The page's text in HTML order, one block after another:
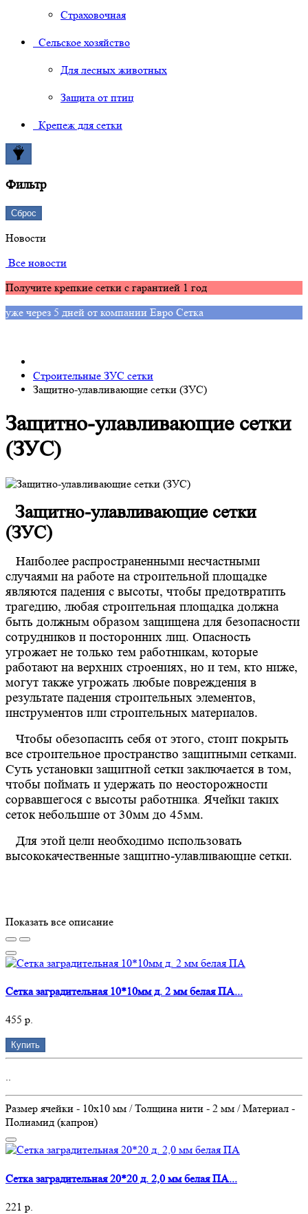
Страховочная
Сельское хозяйство
Для лесных животных
Защита от птиц
Крепеж для сетки
Фильтр
Сброс
Новости
Все новости
Получите крепкие сетки с гарантией 1 год
уже через 5 дней от компании Евро Сетка
Строительные ЗУС сетки
Защитно-улавливающие сетки (ЗУС)
Защитно-улавливающие сетки
(ЗУС)
Защитно-улавливающие сетки
(ЗУС)
Наиболее распространенными несчастными
случаями на работе на строительной площадке
являются падения с высоты, чтобы предотвратить
трагедию, любая строительная площадка должна
быть должным образом защищена для безопасности
сотрудников и посторонних лиц. Опасность
угрожает не только тем работникам, которые
работают на верхних строениях, но и тем, кто ниже,
могут также угрожать любые повреждения в
результате падения строительных элементов,
инструментов или строительных материалов.
Чтобы обезопасить себя от этого, стоит покрыть
все строительное пространство защитными сетками.
Суть установки защитной сетки заключается в том,
чтобы поймать и удержать по неосторожности
сорвавшегося с высоты работника. Ячейки таких
сеток небольшие от 30мм до 45мм.
Для этой цели необходимо использовать
высококачественные защитно-улавливающие сетки.
Показать все описание
Сетка заградительная 10*10мм д. 2 мм белая ПА...
455 р.
Купить
..
Размер ячейки - 10х10 мм / Толщина нити - 2 мм / Материал -
Полиамид (капрон)
Сетка заградительная 20*20 д. 2,0 мм белая ПА...
221 р.